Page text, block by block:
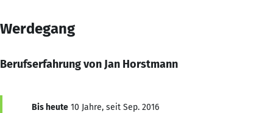
Werdegang
Berufserfahrung von Jan Horstmann
Bis heute 10 Jahre, seit Sep. 2016